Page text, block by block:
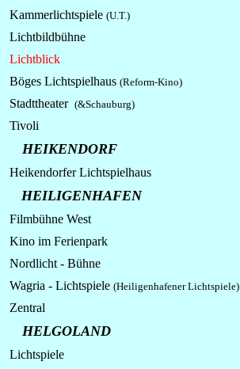
Kammerlichtspiele (U.T.)
Lichtbildbühne
Lichtblick
Böges Lichtspielhaus (Reform-Kino)
Stadttheater (&Schauburg)
Tivoli
HEIKENDORF
Heikendorfer Lichtspielhaus
HEILIGENHAFEN
Filmbühne West
Kino im Ferienpark
Nordlicht - Bühne
Wagria - Lichtspiele (Heiligenhafener Lichtspiele)
Zentral
HELGOLAND
Lichtspiele